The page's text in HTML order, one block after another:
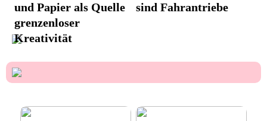
und Papier als Quelle
grenzenloser
Kreativität
sind Fahrantriebe